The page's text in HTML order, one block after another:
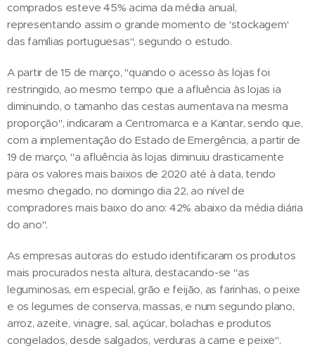
comprados esteve 45% acima da média anual,
representando assim o grande momento de 'stockagem'
das famílias portuguesas", segundo o estudo.
A partir de 15 de março, "quando o acesso às lojas foi
restringido, ao mesmo tempo que a afluência às lojas ia
diminuindo, o tamanho das cestas aumentava na mesma
proporção", indicaram a Centromarca e a Kantar, sendo que,
com a implementação do Estado de Emergência, a partir de
19 de março, "a afluência às lojas diminuiu drasticamente
para os valores mais baixos de 2020 até à data, tendo
mesmo chegado, no domingo dia 22, ao nível de
compradores mais baixo do ano: 42% abaixo da média diária
do ano".
As empresas autoras do estudo identificaram os produtos
mais procurados nesta altura, destacando-se "as
leguminosas, em especial, grão e feijão, as farinhas, o peixe
e os legumes de conserva, massas, e num segundo plano,
arroz, azeite, vinagre, sal, açúcar, bolachas e produtos
congelados, desde salgados, verduras a carne e peixe".